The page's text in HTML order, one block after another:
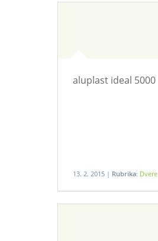
aluplast ideal 5000
13. 2. 2015 | Rubrika: Dvere